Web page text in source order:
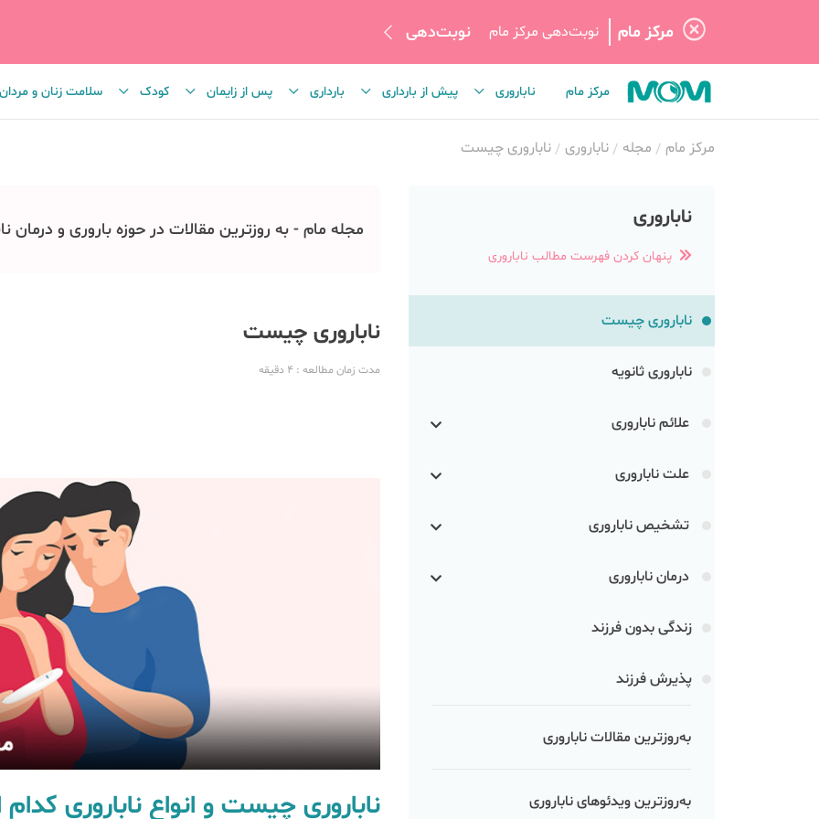
مرکز مام نوبت‌دهی مرکز مام نوبت‌دهی
مرکز مام ناباروری پیش از بارداری بارداری پس از زایمان کودک سلامت زنان و مردان
مرکز مام مجله ناباروری ناباروری چیست
ناباروری
پنهان کردن فهرست مطالب ناباروری
ناباروری چیست
ناباروری ثانویه
علائم ناباروری
علت ناباروری
تشخیص ناباروری
درمان ناباروری
زندگی بدون فرزند
پذیرش فرزند
به‌روزترین مقالات ناباروری
به‌روزترین ویدئوهای ناباروری
مجله مام - به روزترین مقالات در حوزه باروری و درمان
ناباروری چیست
مدت زمان مطالعه: 4 دقیقه
ناباروری چیست و انواع ناباروری